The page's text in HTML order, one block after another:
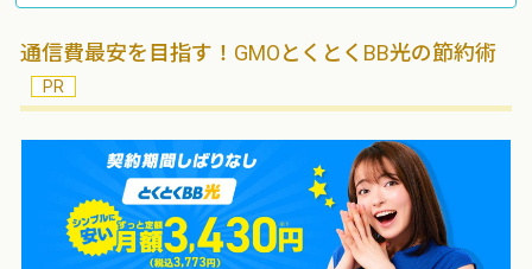
通信費最安を目指す！GMOとくとくBB光の節約術